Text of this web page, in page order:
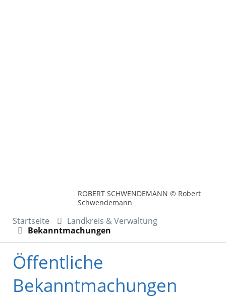
ROBERT SCHWENDEMANN © Robert
Schwendemann
Startseite
Landkreis & Verwaltung
Bekanntmachungen
Öffentliche
Bekanntmachungen